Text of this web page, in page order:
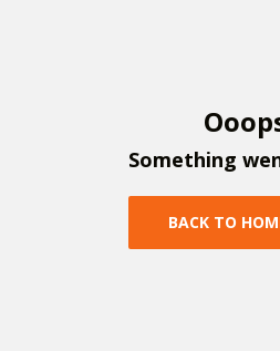
Ooop
Something we
BACK TO HOM